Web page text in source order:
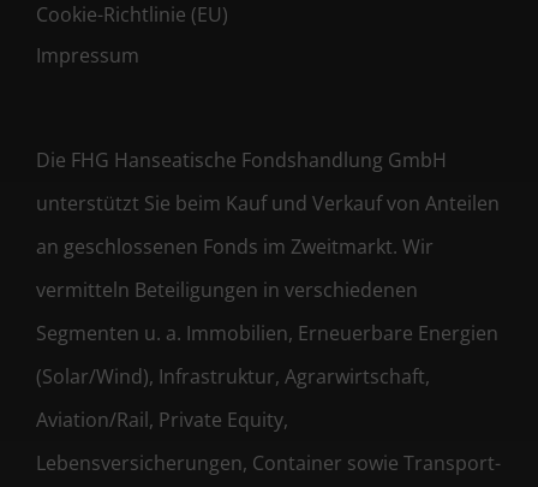
Cookie-Richtlinie (EU)
Impressum
Die FHG Hanseatische Fondshandlung GmbH
unterstützt Sie beim Kauf und Verkauf von Anteilen
an geschlossenen Fonds im Zweitmarkt. Wir
vermitteln Beteiligungen in verschiedenen
Segmenten u. a. Immobilien, Erneuerbare Energien
(Solar/Wind), Infrastruktur, Agrarwirtschaft,
Aviation/Rail, Private Equity,
Lebensversicherungen, Container sowie Transport-